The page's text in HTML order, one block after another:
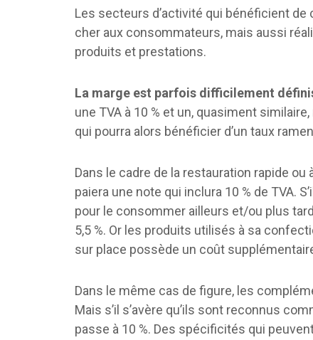
Les secteurs d’activité qui bénéficient
cher aux consommateurs, mais aussi
produits et prestations.
La marge est parfois difficilement
une TVA à 10 % et un, quasiment
qui pourra alors bénéficier d’un taux
Dans le cadre de la restauration rapide
paiera une note qui inclura 10 % de TVA.
pour le consommer ailleurs et/ou plus
5,5 %. Or les produits utilisés à sa
sur place possède un coût
Dans le même cas de figure, les
Mais s’il s’avère qu’ils sont reconnus
passe à 10 %. Des spécificités qui